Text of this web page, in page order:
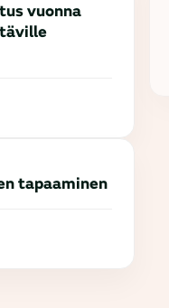
vuonna
tapaaminen